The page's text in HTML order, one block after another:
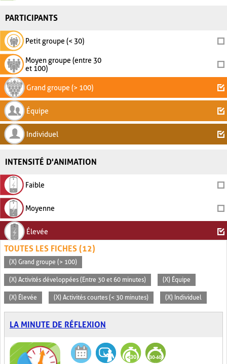
PARTICIPANTS
Petit groupe (< 30)
Moyen groupe (entre 30
et 100)
Grand groupe (> 100)
Équipe
Individuel
INTENSITÉ D'ANIMATION
Faible
Moyenne
Élevée
TOUTES LES FICHES (12)
(X) Grand groupe (> 100)
(X) Activités développées (Entre 30 et 60 minutes) (X) Équipe
(X) Élevée (X) Activités courtes (< 30 minutes) (X) Individuel
LA MINUTE DE RÉFLEXION